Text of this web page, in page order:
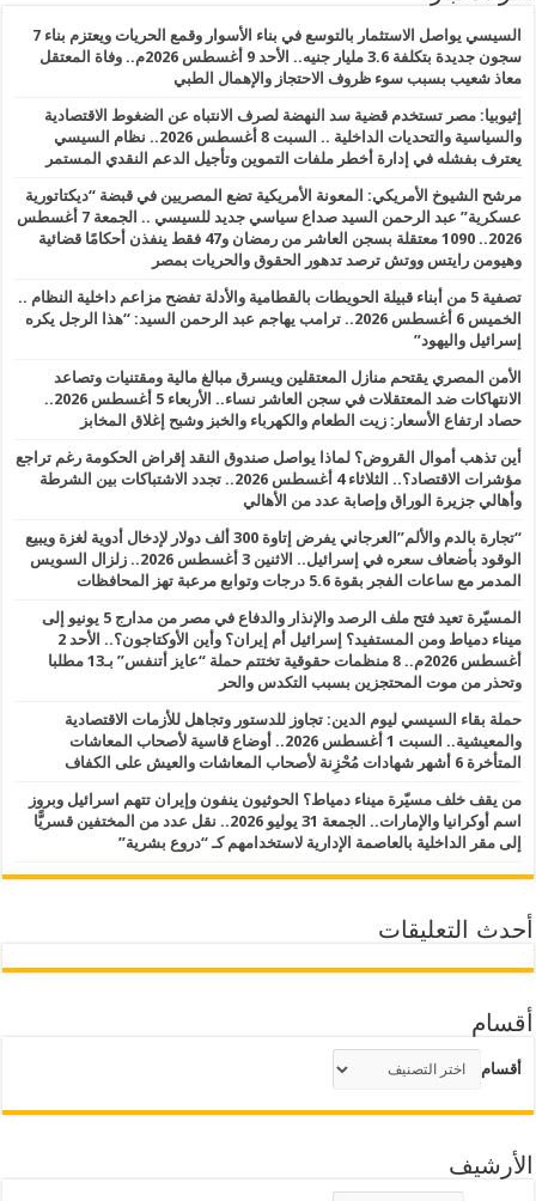
السيسي يواصل الاستثمار بالتوسع في بناء الأسوار وقمع الحريات ويعتزم بناء 7
سجون جديدة بتكلفة 3.6 مليار جنيه.. الأحد 9 أغسطس 2026م.. وفاة المعتقل
معاذ شعيب بسبب سوء ظروف الاحتجاز والإهمال الطبي
إثيوبيا: مصر تستخدم قضية سد النهضة لصرف الانتباه عن الضغوط الاقتصادية
والسياسية والتحديات الداخلية .. السبت 8 أغسطس 2026.. نظام السيسي
يعترف بفشله في إدارة أخطر ملفات التموين وتأجيل الدعم النقدي المستمر
مرشح الشيوخ الأمريكي: المعونة الأمريكية تضع المصريين في قبضة “ديكتاتورية
عسكرية” عبد الرحمن السيد صداع سياسي جديد للسيسي .. الجمعة 7 أغسطس
2026.. 1090 معتقلة بسجن العاشر من رمضان و47 فقط ينفذن أحكامًا قضائية
وهيومن رايتس ووتش ترصد تدهور الحقوق والحريات بمصر
تصفية 5 من أبناء قبيلة الحويطات بالقطامية والأدلة تفضح مزاعم داخلية النظام ..
الخميس 6 أغسطس 2026.. ترامب يهاجم عبد الرحمن السيد: “هذا الرجل يكره
إسرائيل واليهود”
الأمن المصري يقتحم منازل المعتقلين ويسرق مبالغ مالية ومقتنيات وتصاعد
الانتهاكات ضد المعتقلات في سجن العاشر نساء.. الأربعاء 5 أغسطس 2026..
حصاد ارتفاع الأسعار: زيت الطعام والكهرباء والخبز وشبح إغلاق المخابز
أين تذهب أموال القروض؟ لماذا يواصل صندوق النقد إقراض الحكومة رغم تراجع
مؤشرات الاقتصاد؟.. الثلاثاء 4 أغسطس 2026.. تجدد الاشتباكات بين الشرطة
وأهالي جزيرة الوراق وإصابة عدد من الأهالي
“تجارة بالدم والألم”العرجاني يفرض إتاوة 300 ألف دولار لإدخال أدوية لغزة ويبيع
الوقود بأضعاف سعره في إسرائيل.. الاثنين 3 أغسطس 2026.. زلزال السويس
المدمر مع ساعات الفجر بقوة 5.6 درجات وتوابع مرعبة تهز المحافظات
المسيّرة تعيد فتح ملف الرصد والإنذار والدفاع في مصر من مدارج 5 يونيو إلى
ميناء دمياط ومن المستفيد؟ إسرائيل أم إيران؟ وأين الأوكتاجون؟.. الأحد 2
أغسطس 2026م.. 8 منظمات حقوقية تختتم حملة “عايز أتنفس” بـ13 مطلبا
وتحذر من موت المحتجزين بسبب التكدس والحر
حملة بقاء السيسي ليوم الدين: تجاوز للدستور وتجاهل للأزمات الاقتصادية
والمعيشية.. السبت 1 أغسطس 2026.. أوضاع قاسية لأصحاب المعاشات
المتأخرة 6 أشهر شهادات مُحْزِنة لأصحاب المعاشات والعيش على الكفاف
من يقف خلف مسيّرة ميناء دمياط؟ الحوثيون ينفون وإيران تتهم اسرائيل وبروز
اسم أوكرانيا والإمارات.. الجمعة 31 يوليو 2026.. نقل عدد من المختفين قسريًّا
إلى مقر الداخلية بالعاصمة الإدارية لاستخدامهم كـ “دروع بشرية”
أحدث التعليقات
أقسام
أقسام
الأرشيف